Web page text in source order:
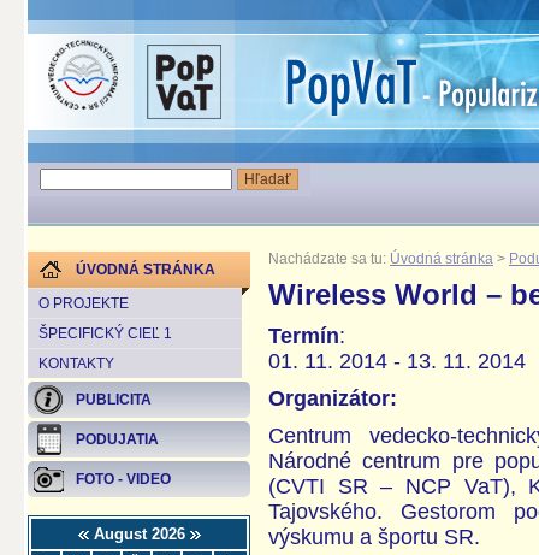
ÚVODNÁ STRÁNKA
O PROJEKTE
ŠPECIFICKÝ CIEĽ 1
KONTAKTY
PUBLICITA
PODUJATIA
FOTO - VIDEO
August 2026
Nachádzate sa tu: Úvodná stránka >
Wireless World –
Termín:
01. 11. 2014 - 13. 11. 2014
Organizátor:
Centrum vedecko-
Národné centrum pre
(CVTI SR – NCP VaT),
Tajovského. Gestorom
výskumu a športu SR.